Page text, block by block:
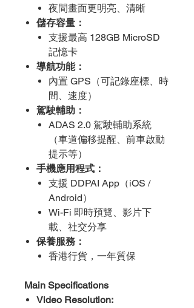
夜間畫面更明亮、清晰
儲存容量：
支援最高 128GB MicroSD
記憶卡
導航功能：
內置 GPS（可記錄座標、時
間、速度）
駕駛輔助：
ADAS 2.0 駕駛輔助系統
（車道偏移提醒、前車啟動
提示等）
手機應用程式：
支援 DDPAI App（iOS /
Android）
Wi-Fi 即時預覽、影片下
載、社交分享
保養服務：
香港行貨，一年質保
Main Specifications
Video Resolution: